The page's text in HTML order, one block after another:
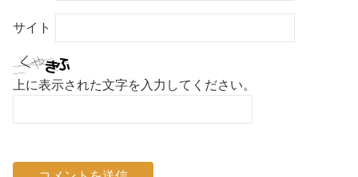
サイト
上に表示された文字を入力してください。